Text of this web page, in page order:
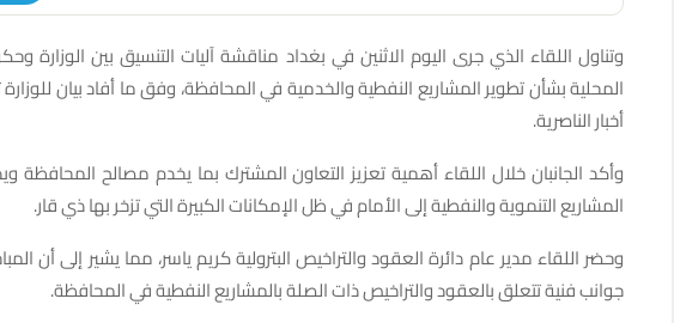
وتناول اللقاء الذي جرى اليوم الاثنين في بغداد مناقشة آليات التنسيق بين الوزارة
المحلية بشأن تطوير المشاريع النفطية والخدمية في المحافظة، وفق ما أفاد بيان
أخبار الناصرية.
وأكد الجانبان خلال اللقاء أهمية تعزيز التعاون المشترك بما يخدم مصالح المحافظة
المشاريع التنموية والنفطية إلى الأمام في ظل الإمكانات الكبيرة التي تزخر بها ذي قار.
وحضر اللقاء مدير عام دائرة العقود والتراخيص البترولية كريم ياسر، مما يشير إلى أن
جوانب فنية تتعلق بالعقود والتراخيص ذات الصلة بالمشاريع النفطية في المحافظة.